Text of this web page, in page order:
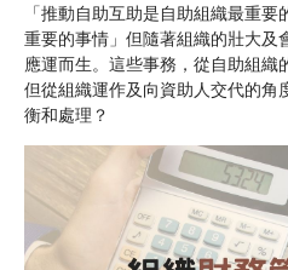
媒體報導
「推動自助互助是自助組織最重
重要的事情」但隨著組織的壯大及
應運而生。這些事務，從自助組織
但從組織運作及向資助人交代的角
衡和處理？